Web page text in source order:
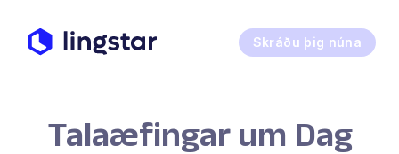
Skráðu þig núna
Talaæfingar um Dag